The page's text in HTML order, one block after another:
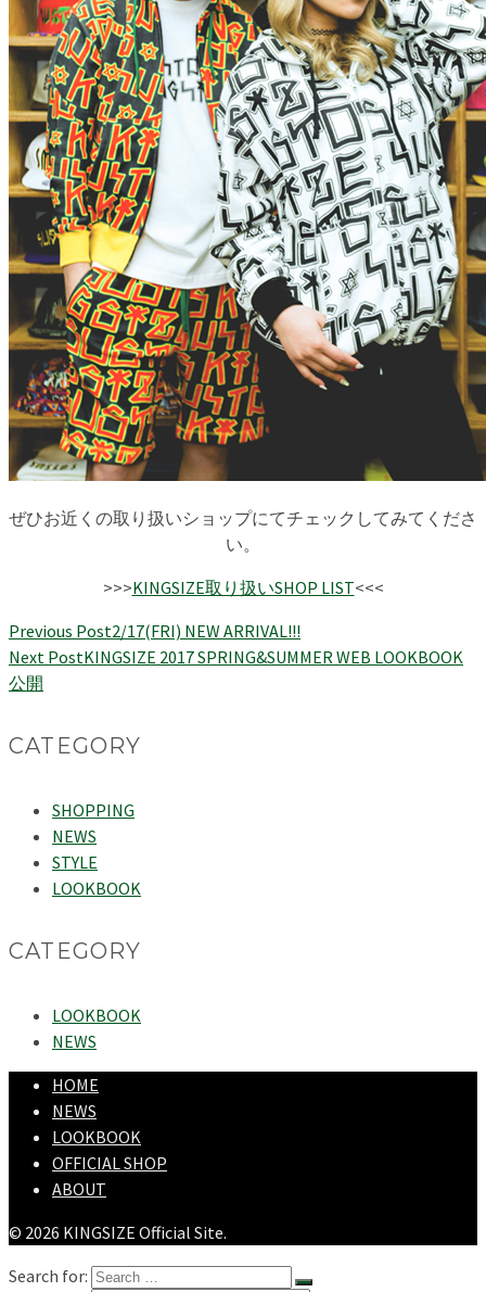
ぜひお近くの取り扱いショップにてチェックしてみてくださ
い。
>>>KINGSIZE取り扱いSHOP LIST<<<
Previous Post2/17(FRI) NEW ARRIVAL!!!
Next PostKINGSIZE 2017 SPRING&SUMMER WEB LOOKBOOK
公開
CATEGORY
SHOPPING
NEWS
STYLE
LOOKBOOK
CATEGORY
LOOKBOOK
NEWS
HOME
NEWS
LOOKBOOK
OFFICIAL SHOP
ABOUT
© 2026 KINGSIZE Official Site.
Search for: